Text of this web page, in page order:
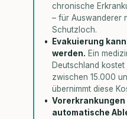
chronische
– für Auswanderer
Schutzloch.
Evakuierung
werden. Ein
Deutschland
zwischen 15.000
übernimmt diese
automatische